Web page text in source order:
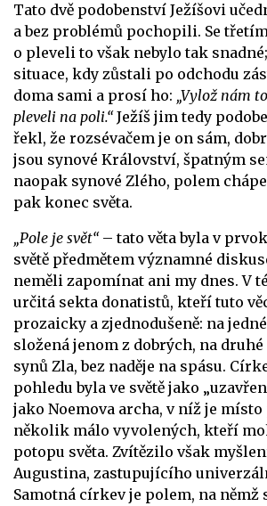
Tato dvě podobenství Ježíšovi
a bez problémů pochopili. Se
o pleveli to však nebylo tak
situace, kdy zůstali po odchodu
doma sami a prosí ho: „Vylož nám
pleveli na poli.“Ježíš jim tedy
řekl, že rozsévačem je on sám,
jsou synové Království, špatným
naopak synové Zlého, polem
pak konec světa.
„Pole je svět“– tato věta byla v
světě předmětem významné
neměli zapomínat ani my dnes. V
určitá sekta donatistů, kteří tuto
prozaicky a zjednodušeně: na
složená jenom z dobrých, na
synů Zla, bez naděje na spásu.
pohledu byla ve světě jako
jako Noemova archa, v níž je místo
několik málo vyvolených, kteří
potopu světa. Zvítězilo však
Augustina, zastupujícího
Samotná církev je polem, na němž